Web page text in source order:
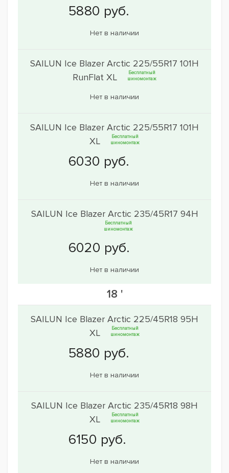
Нет в наличии
SAILUN Ice Blazer Arctic 225/55R17 101H
RunFlat XL
Бесплатный
шиномонтаж
Нет в наличии
SAILUN Ice Blazer Arctic 225/55R17 101H
XL
Бесплатный
шиномонтаж
Нет в наличии
SAILUN Ice Blazer Arctic 235/45R17 94H
Бесплатный
шиномонтаж
Нет в наличии
18 '
SAILUN Ice Blazer Arctic 225/45R18 95H
XL
Бесплатный
шиномонтаж
Нет в наличии
SAILUN Ice Blazer Arctic 235/45R18 98H
XL
Бесплатный
шиномонтаж
Нет в наличии